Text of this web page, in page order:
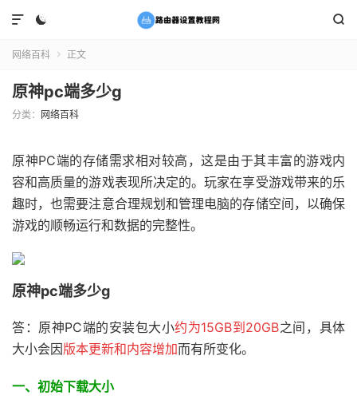
 

网络百科  正文
原神pc端多少g
分类： 网络百科
原神PC端的存储需求相对较高，这是由于其丰富的游戏内
容和高质量的游戏表现所决定的。玩家在享受游戏带来的乐
趣时，也需要注意合理规划和管理电脑的存储空间，以确保
游戏的顺畅运行和数据的完整性。
原神pc端多少g
答：原神PC端的安装包大小约为15GB到20GB之间，具体
大小会因版本更新和内容增加而有所变化。
一、初始下载大小